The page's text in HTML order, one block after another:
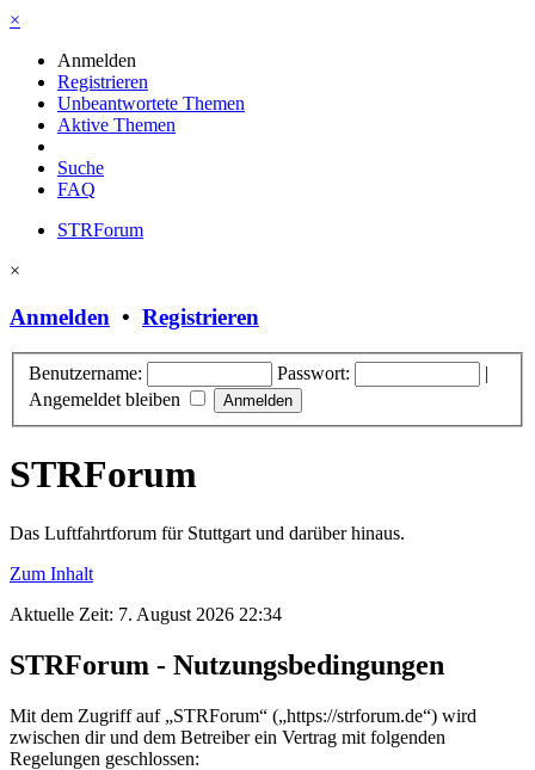
×
Anmelden
Registrieren
Unbeantwortete Themen
Aktive Themen
Suche
FAQ
STRForum
×
Anmelden • Registrieren
Benutzername: Passwort:
|
Angemeldet bleiben
STRForum
Das Luftfahrtforum für Stuttgart und darüber hinaus.
Zum Inhalt
Aktuelle Zeit: 7. August 2026 22:34
STRForum - Nutzungsbedingungen
Mit dem Zugriff auf „STRForum“ („https://strforum.de“) wird
zwischen dir und dem Betreiber ein Vertrag mit folgenden
Regelungen geschlossen: